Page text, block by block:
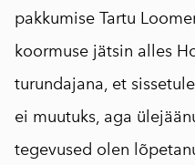
pakkumise Tartu
koormuse jätsin alles
turundajana, et
ei muutuks, aga
tegevused olen